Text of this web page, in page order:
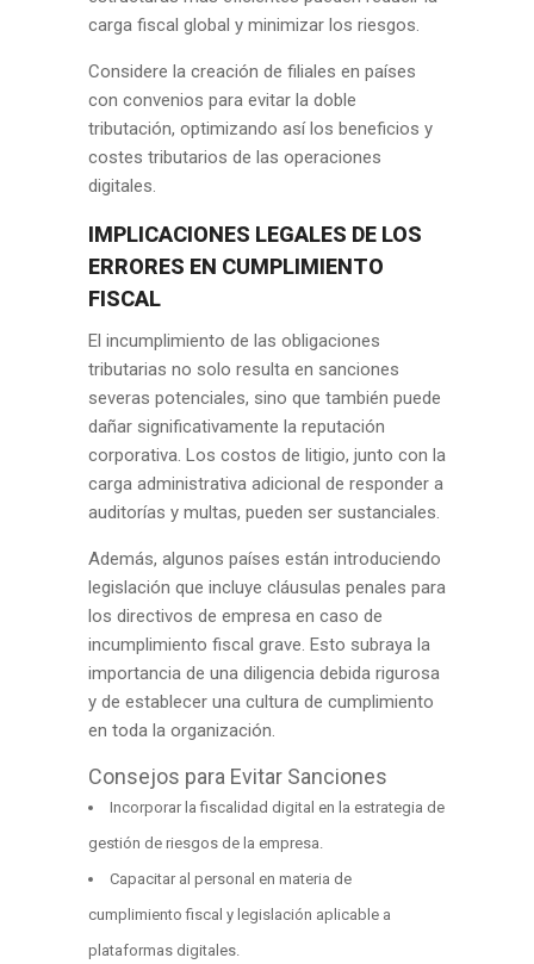
carga fiscal global y minimizar los riesgos.
Considere la creación de filiales en países
con convenios para evitar la doble
tributación, optimizando así los beneficios y
costes tributarios de las operaciones
digitales.
IMPLICACIONES LEGALES DE LOS
ERRORES EN CUMPLIMIENTO
FISCAL
El incumplimiento de las obligaciones
tributarias no solo resulta en sanciones
severas potenciales, sino que también puede
dañar significativamente la reputación
corporativa. Los costos de litigio, junto con la
carga administrativa adicional de responder a
auditorías y multas, pueden ser sustanciales.
Además, algunos países están introduciendo
legislación que incluye cláusulas penales para
los directivos de empresa en caso de
incumplimiento fiscal grave. Esto subraya la
importancia de una diligencia debida rigurosa
y de establecer una cultura de cumplimiento
en toda la organización.
Consejos para Evitar Sanciones
Incorporar la fiscalidad digital en la estrategia de
gestión de riesgos de la empresa.
Capacitar al personal en materia de
cumplimiento fiscal y legislación aplicable a
plataformas digitales.